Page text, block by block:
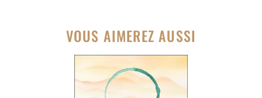
VOUS AIMEREZ AUSSI